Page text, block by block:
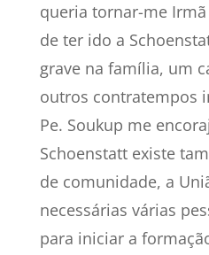
queria tornar-me
de ter ido a
grave na família, um
outros contratempos
Pe. Soukup me
Schoenstatt existe
de comunidade, a
necessárias várias
para iniciar a